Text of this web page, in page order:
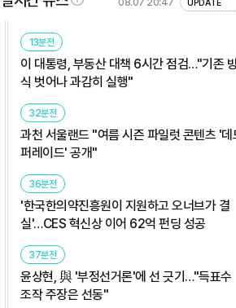
08.07 20:47 UPDATE
13분전
이 대통령, 부동산 대책 6시간 점검…"기존
식 벗어나 과감히 실행"
32분전
과천 서울랜드 "여름 시즌 파일럿 콘텐츠 '데
퍼레이드' 공개"
36분전
'한국한의약진흥원이 지원하고 오너브가 결
실'…CES 혁신상 이어 62억 펀딩 성공
37분전
윤상현, 與 '부정선거론'에 선 긋기…"득표수
조작 주장은 선동"